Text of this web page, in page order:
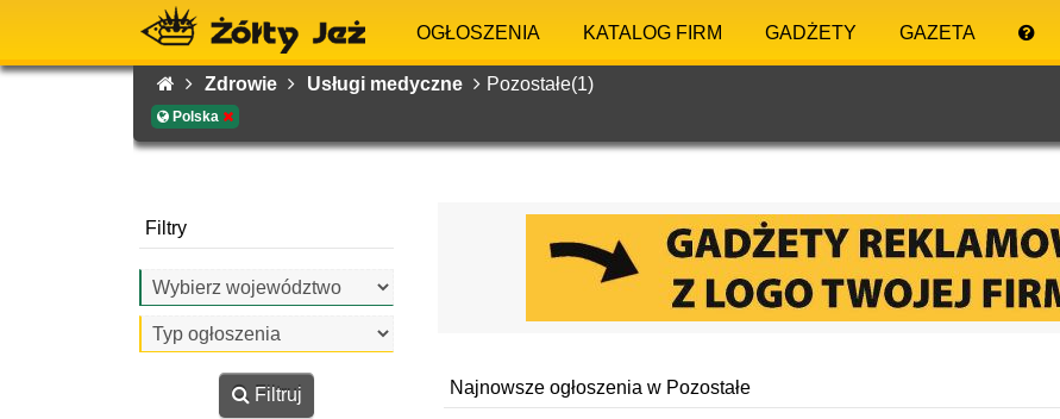
OGŁOSZENIA KATALOG FIRM GADŻETY GAZETA
Zdrowie Usługi medyczne Pozostałe(1)
Polska
Filtry
Filtruj Najnowsze ogłoszenia w Pozostałe